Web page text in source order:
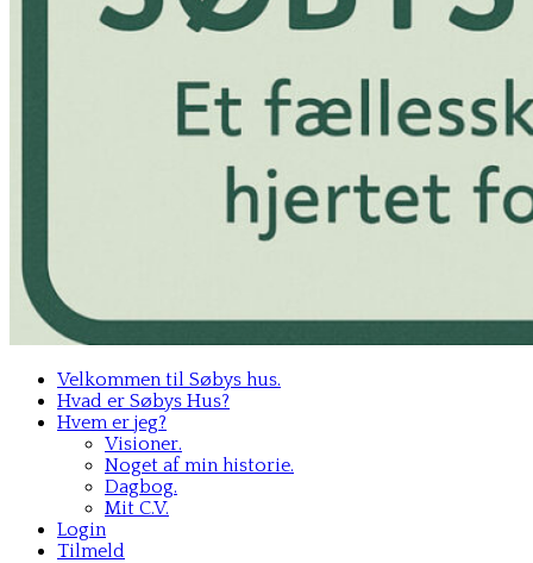
Velkommen til Søbys hus.
Hvad er Søbys Hus?
Hvem er jeg?
Visioner.
Noget af min historie.
Dagbog.
Mit C.V.
Login
Tilmeld